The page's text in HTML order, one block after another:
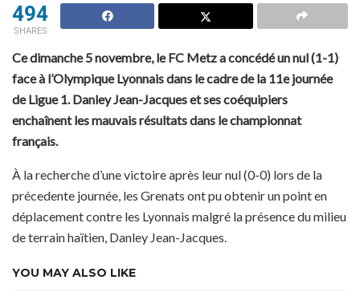
494
SHARES
Ce dimanche 5 novembre, le FC Metz a concédé un nul (1-1)
face à l’Olympique Lyonnais dans le cadre de la 11e journée
de Ligue 1. Danley Jean-Jacques et ses coéquipiers
enchaînent les mauvais résultats dans le championnat
français.
À la recherche d’une victoire après leur nul (0-0) lors de la
précedente journée, les Grenats ont pu obtenir un point en
déplacement contre les Lyonnais malgré la présence du milieu
de terrain haïtien, Danley Jean-Jacques.
YOU MAY ALSO LIKE